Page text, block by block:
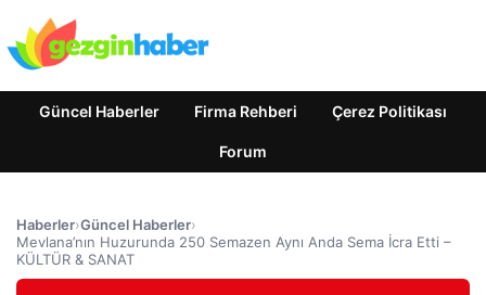
Güncel Haberler Firma Rehberi Çerez Politikası
Forum
Haberler›Güncel Haberler›
Mevlana’nın Huzurunda 250 Semazen Aynı Anda Sema İcra Etti –
KÜLTÜR & SANAT